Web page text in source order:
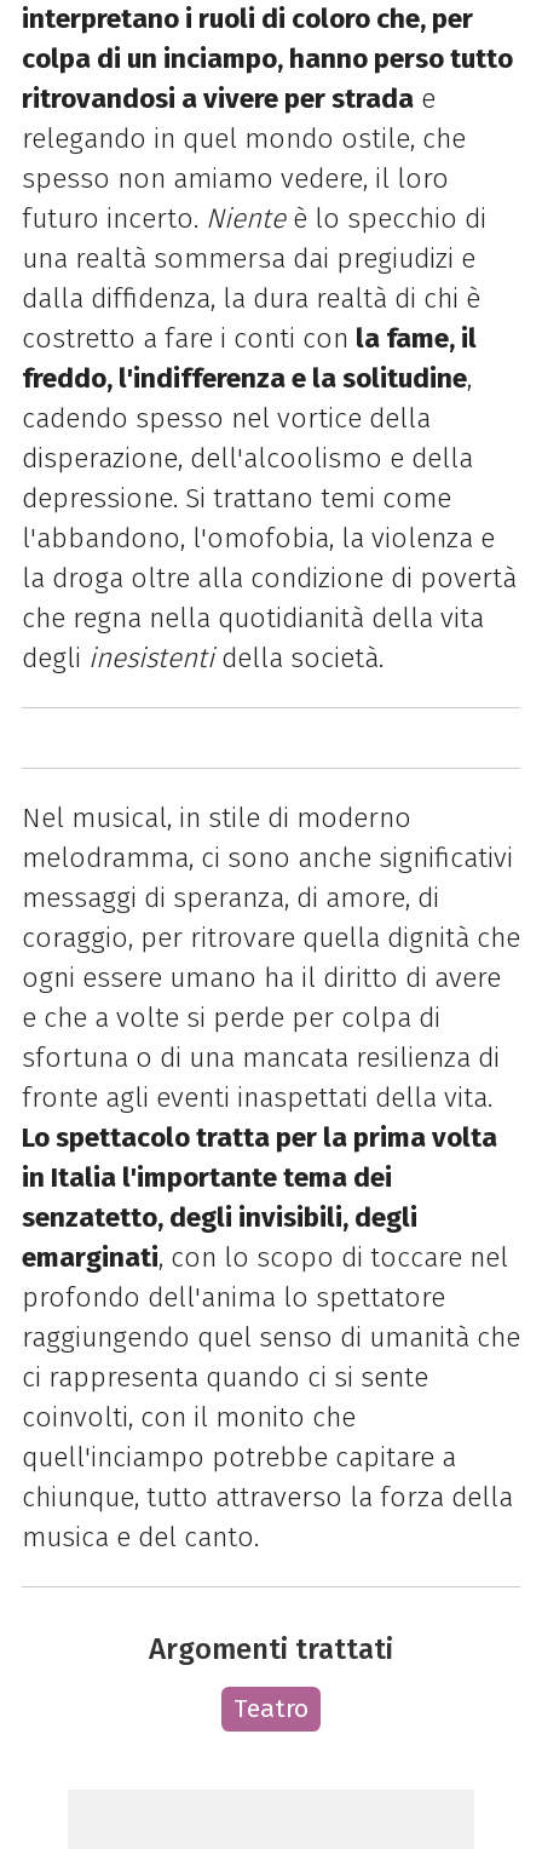
interpretano i ruoli di coloro che, per
colpa di un inciampo, hanno persotutto
ritrovandosi a vivere per stradae
relegando in quel mondo ostile, che
spesso non amiamo vedere, il loro
futuro incerto. Nienteè lo specchio di
una realtà sommersa dai pregiudizi e
dalla diffidenza, la dura realtà di chi è
costretto a fare i conti con la fame, il
freddo, l'indifferenza e la solitudine,
cadendo spesso nel vortice della
disperazione, dell'alcoolismo e della
depressione. Si trattano temi come
l'abbandono, l'omofobia, la violenza e
la droga oltre alla condizione di povertà
che regna nella quotidianità della vita
degli inesistentidella società.
Nel musical, in stile di moderno
melodramma, ci sono anche significativi
messaggi di speranza, di amore, di
coraggio, per ritrovare quella dignità che
ogni essere umano ha il diritto di avere
e che a volte si perde per colpa di
sfortuna o di una mancata resilienza di
fronte agli eventi inaspettati della vita.
Lo spettacolo tratta per la prima volta
in Italia l'importante tema dei
senzatetto, degli invisibili, degli
emarginati, con lo scopo di toccare nel
profondo dell'anima lo spettatore
raggiungendo quel senso di umanità che
ci rappresenta quando ci si sente
coinvolti, con il monito che
quell'inciampo potrebbe capitare a
chiunque, tutto attraverso la forza della
musica e del canto.
Argomenti trattati
Teatro